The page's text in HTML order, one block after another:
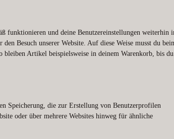
funktionieren und deine Benutzereinstellungen weiterhin
Besuch unserer Website. Auf diese Weise musst du
bleiben Artikel beispielsweise in deinem Warenkorb, bis du
Speicherung, die zur Erstellung von Benutzerprofilen
oder über mehrere Websites hinweg für ähnliche